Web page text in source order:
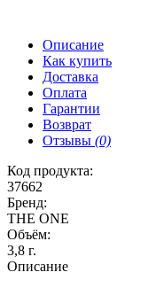
Описание
Как купить
Доставка
Оплата
Гарантии
Возврат
Отзывы (0)
Код продукта:
37662
Бренд:
THE ONE
Объём:
3,8 г.
Описание